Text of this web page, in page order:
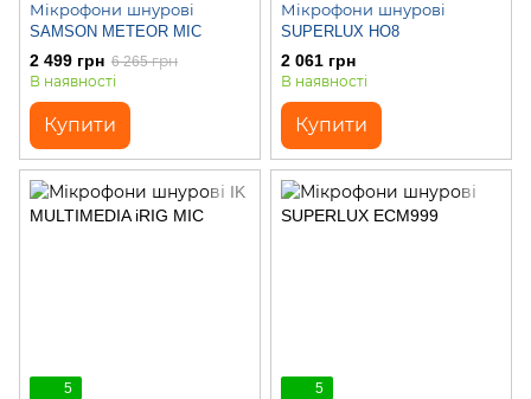
Мікрофони шнурові
SAMSON METEOR MIC
2 499 грн 6 265 грн
В наявності
Купити
Мікрофони шнурові
SUPERLUX HO8
2 061 грн
В наявності
Купити
5 5